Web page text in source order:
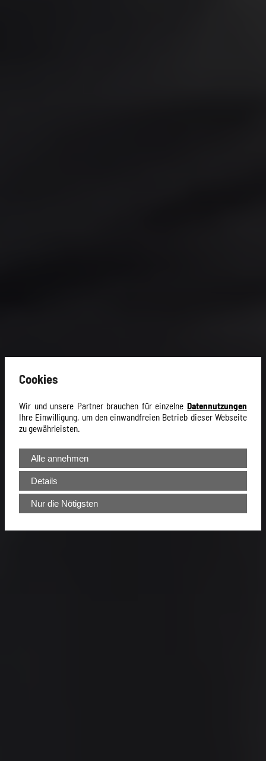
Cookies
Wir und unsere Partner brauchen für einzelne Datennutzungen
Ihre Einwilligung, um den einwandfreien Betrieb dieser Webseite
zu gewährleisten.
Alle annehmen
Details
Nur die Nötigsten